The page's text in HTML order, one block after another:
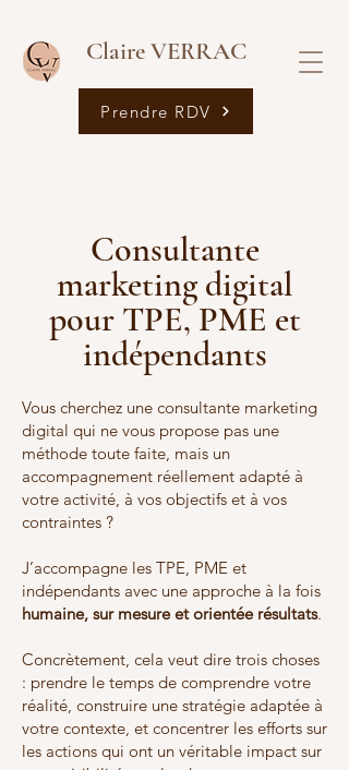
Claire VERRAC
Prendre RDV
Consultante
marketing digital
pour TPE, PME et
indépendants
Vous cherchez une consultante marketing
digital qui ne vous propose pas une
méthode toute faite, mais un
accompagnement réellement adapté à
votre activité, à vos objectifs et à vos
contraintes ?
J’accompagne les TPE, PME et
indépendants avec une approche à la fois
humaine, sur mesure et orientée résultats.
Concrètement, cela veut dire trois choses
: prendre le temps de comprendre votre
réalité, construire une stratégie adaptée à
votre contexte, et concentrer les efforts sur
les actions qui ont un véritable impact sur